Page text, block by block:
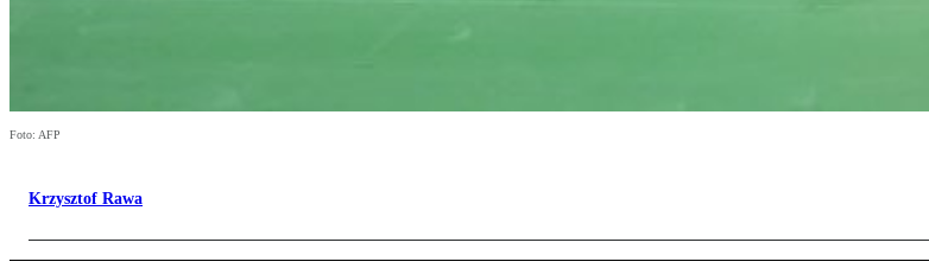
Foto: AFP
Krzysztof Rawa